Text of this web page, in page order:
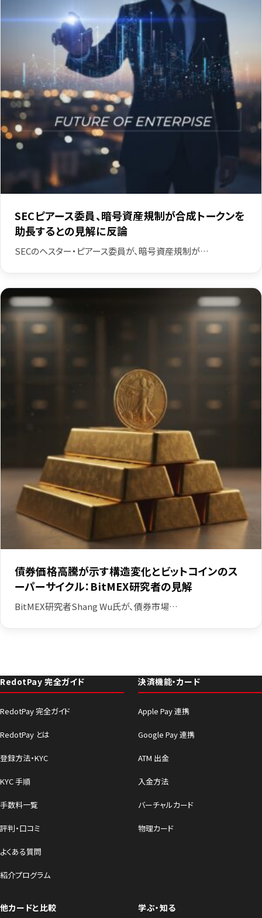
SECピアース委員、暗号資産規制が合成トークンを
助長するとの見解に反論
SECのヘスター・ピアース委員が、暗号資産規制が…
債券価格高騰が示す構造変化とビットコインのス
ーパーサイクル：BitMEX研究者の見解
BitMEX研究者Shang Wu氏が、債券市場…
RedotPay 完全ガイド
RedotPay 完全ガイド
RedotPay とは
登録方法・KYC
KYC 手順
手数料一覧
評判・口コミ
よくある質問
紹介プログラム
決済機能・カード
Apple Pay 連携
Google Pay 連携
ATM 出金
入金方法
バーチャルカード
物理カード
他カードと比較 学ぶ・知る